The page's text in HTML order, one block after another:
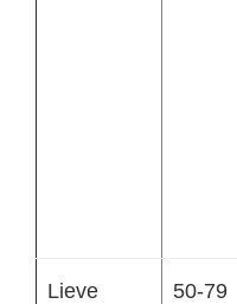
Lieve 50-79